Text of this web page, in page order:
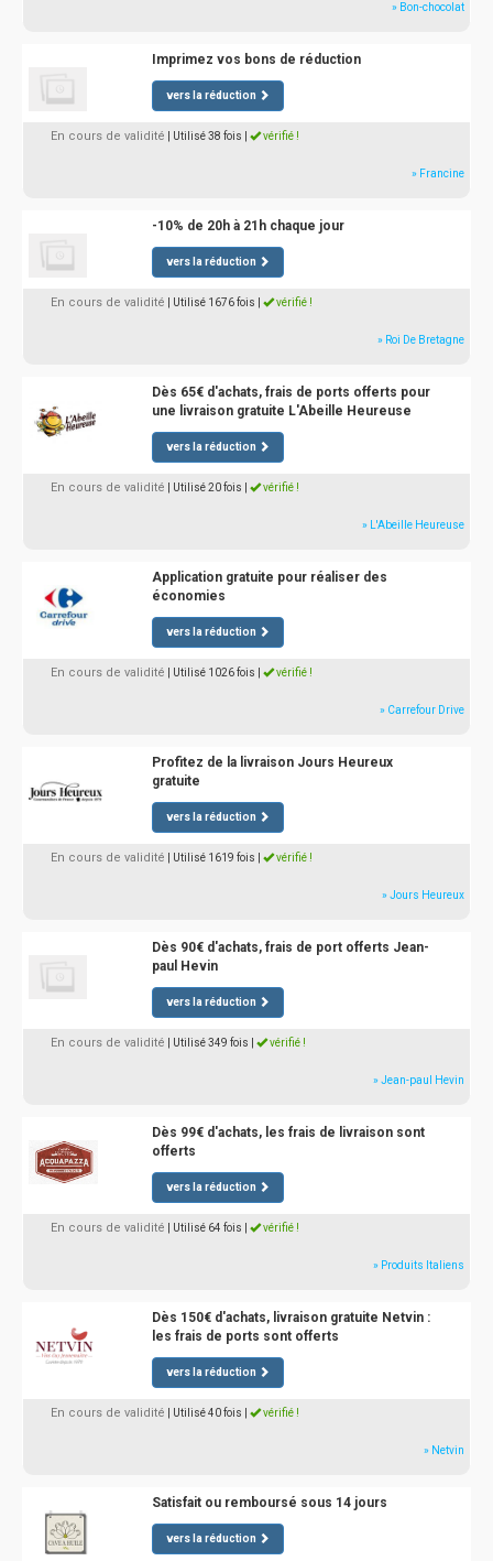
» Bon-chocolat
Imprimez vos bons de réduction
vers la réduction
En cours de validité | Utilisé 38 fois vérifié !
» Francine
-10% de 20h à 21h chaque jour
vers la réduction
En cours de validité | Utilisé 1676 fois vérifié !
» Roi De Bretagne
Dès 65€ d'achats, frais de ports offerts pour
une livraison gratuite L'Abeille Heureuse
vers la réduction
En cours de validité | Utilisé 20 fois vérifié !
» L'Abeille Heureuse
Application gratuite pour réaliser des
économies
vers la réduction
En cours de validité | Utilisé 1026 fois vérifié !
» Carrefour Drive
Profitez de la livraison Jours Heureux
gratuite
vers la réduction
En cours de validité | Utilisé 1619 fois vérifié !
» Jours Heureux
Dès 90€ d'achats, frais de port offerts Jean-
paul Hevin
vers la réduction
En cours de validité | Utilisé 349 fois vérifié !
» Jean-paul Hevin
Dès 99€ d'achats, les frais de livraison sont
offerts
vers la réduction
En cours de validité | Utilisé 64 fois vérifié !
» Produits Italiens
Dès 150€ d'achats, livraison gratuite Netvin :
les frais de ports sont offerts
vers la réduction
En cours de validité | Utilisé 40 fois vérifié !
» Netvin
Satisfait ou remboursé sous 14 jours
vers la réduction